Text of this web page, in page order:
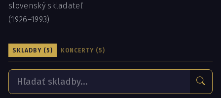
slovenský skladateľ
(1926–1993)
SKLADBY (5) KONCERTY (5)